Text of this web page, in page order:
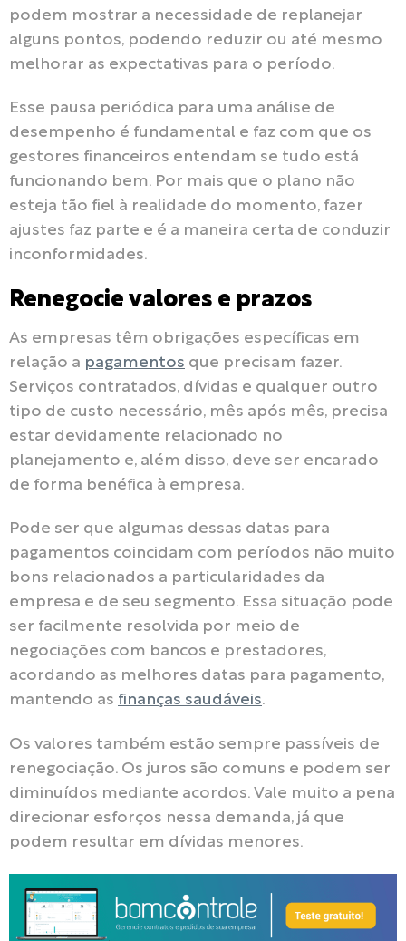
podem mostrar a necessidade de replanejar
alguns pontos, podendo reduzir ou até mesmo
melhorar as expectativas para o período.
Esse pausa periódica para uma análise de
desempenho é fundamental e faz com que os
gestores financeiros entendam se tudo está
funcionando bem. Por mais que o plano não
esteja tão fiel à realidade do momento, fazer
ajustes faz parte e é a maneira certa de conduzir
inconformidades.
Renegocie valores e prazos
As empresas têm obrigações específicas em
relação a pagamentos que precisam fazer.
Serviços contratados, dívidas e qualquer outro
tipo de custo necessário, mês após mês, precisa
estar devidamente relacionado no
planejamento e, além disso, deve ser encarado
de forma benéfica à empresa.
Pode ser que algumas dessas datas para
pagamentos coincidam com períodos não muito
bons relacionados a particularidades da
empresa e de seu segmento. Essa situação pode
ser facilmente resolvida por meio de
negociações com bancos e prestadores,
acordando as melhores datas para pagamento,
mantendo as finanças saudáveis.
Os valores também estão sempre passíveis de
renegociação. Os juros são comuns e podem ser
diminuídos mediante acordos. Vale muito a pena
direcionar esforços nessa demanda, já que
podem resultar em dívidas menores.